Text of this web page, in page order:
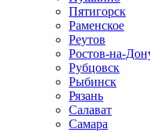
Пятигорск
Раменское
Реутов
Ростов-на-
Рубцовск
Рыбинск
Рязань
Салават
Самара